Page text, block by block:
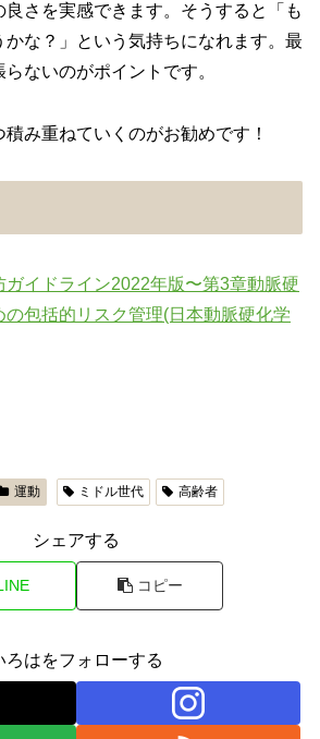
良さを実感できます。そうすると「も
かな？」という気持ちになれます。最
ないのがポイントです。
み重ねていくのがお勧めです！
イドライン2022年版〜第3章動脈硬
包括的リスク管理(日本動脈硬化学
運動 ミドル世代 高齢者
シェアする
コピー
ろはをフォローする